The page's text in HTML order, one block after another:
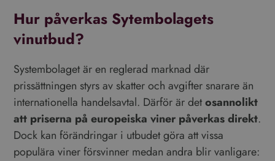
Hur påverkas Sytembolagets
vinutbud?
Systembolaget är en reglerad marknad där
prissättningen styrs av skatter och avgifter snarare än
internationella handelsavtal. Därför är detosannolikt
att priserna på europeiska viner påverkas direkt.
Dock kan förändringar i utbudet göra att vissa
populära viner försvinner medan andra blir vanligare: